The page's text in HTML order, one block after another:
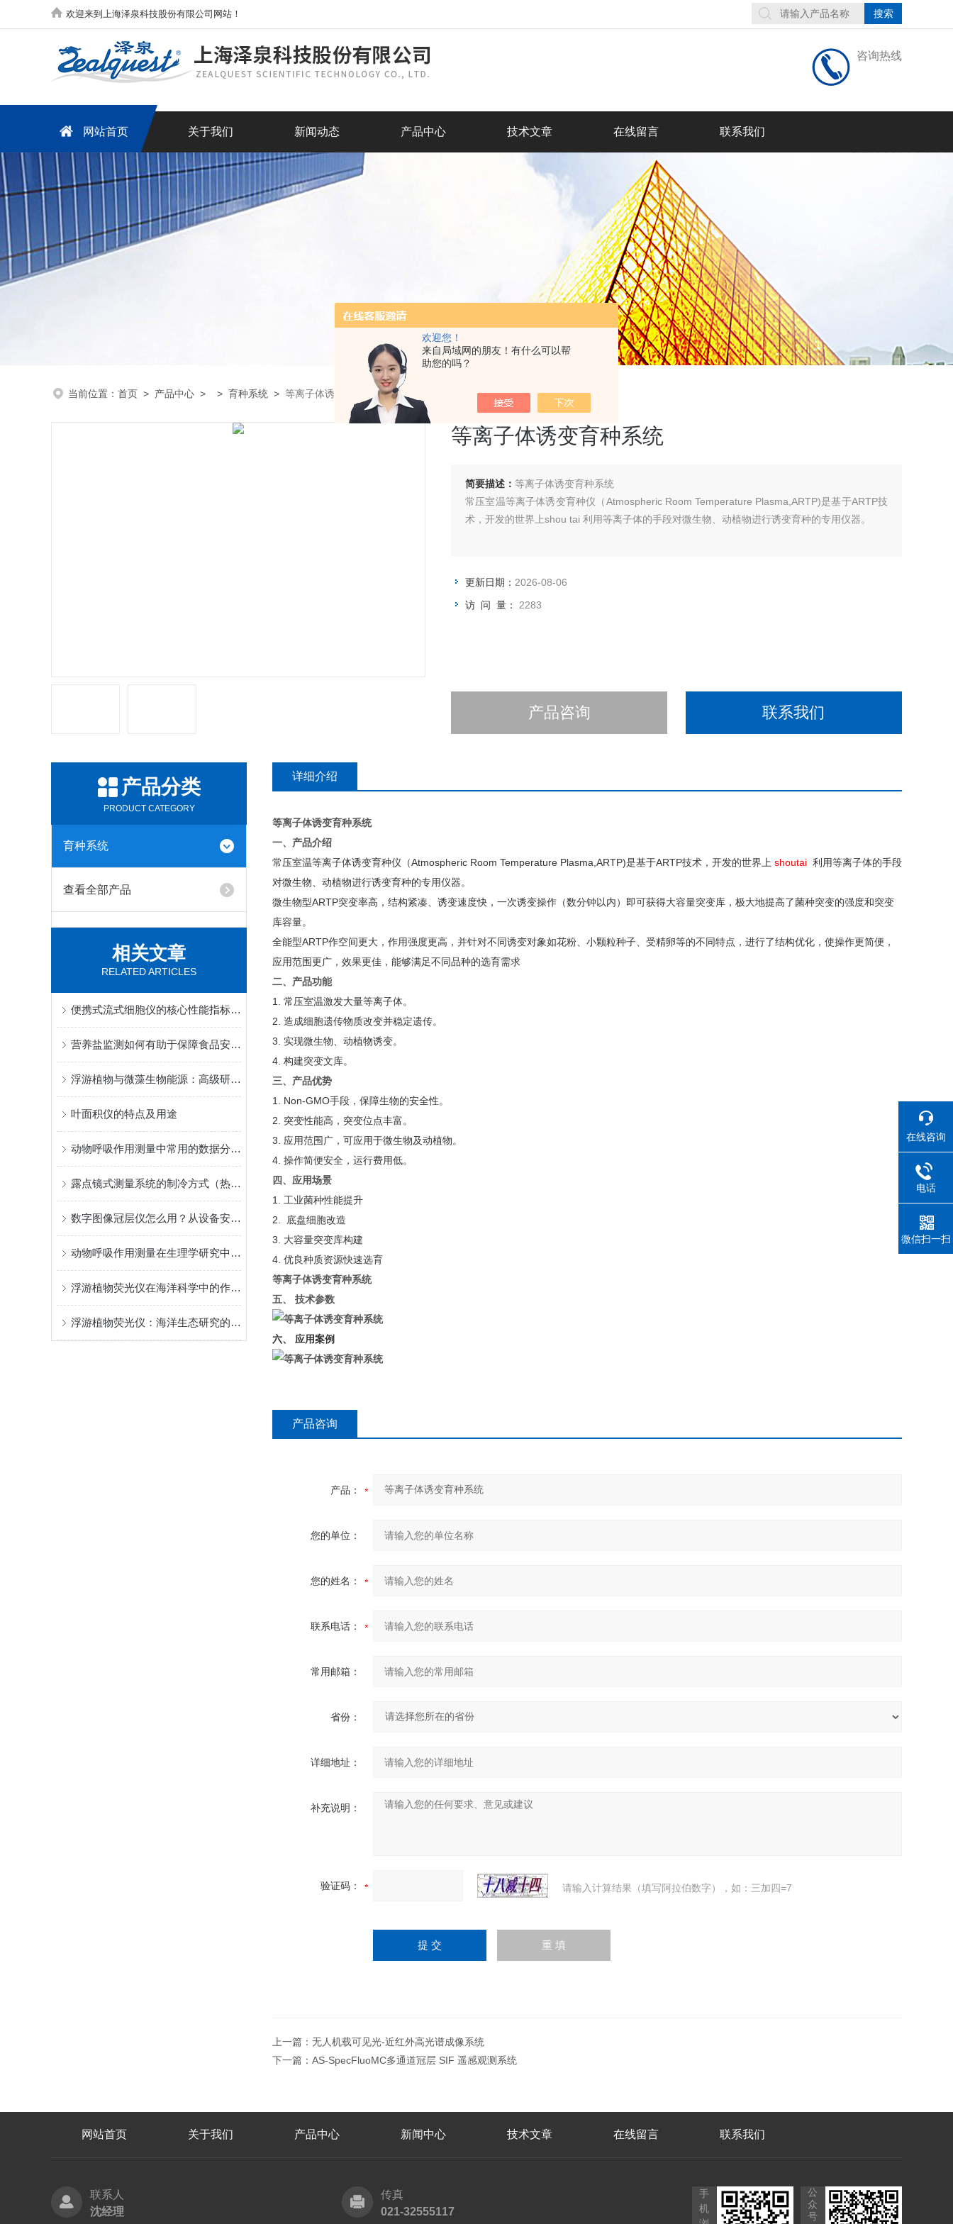
欢迎您！
来自局域网的朋友！有什么可以帮
助您的吗？
欢迎来到上海泽泉科技股份有限公司网站！
咨询热线
网站首页 关于我们 新闻动态 产品中心 技术文章 在线留言 联系我们
当前位置： 首页 > 产品中心 > > 育种系统 > 等离子体诱变育种系统
等离子体诱变育种系统
简要描述： 等离子体诱变育种系统
常压室温等离子体诱变育种仪（Atmospheric Room Temperature Plasma,ARTP)是基于ARTP技
术，开发的世界上shou tai 利用等离子体的手段对微生物、动植物进行诱变育种的专用仪器。
更新日期： 2026-08-06
访 问 量： 2283
产品咨询 联系我们
产品分类
PRODUCT CATEGORY
育种系统
查看全部产品
相关文章
RELATED ARTICLES
便携式流式细胞仪的核心性能指标与检测精度优化方法
营养盐监测如何有助于保障食品安全？
浮游植物与微藻生物能源：高级研究型藻类荧光仪在生物燃料开发中的价值
叶面积仪的特点及用途
动物呼吸作用测量中常用的数据分析方法有哪些？
露点镜式测量系统的制冷方式（热电/液氮）选型指南
数字图像冠层仪怎么用？从设备安装到数据导出的完整操作教程
动物呼吸作用测量在生理学研究中的重要性
浮游植物荧光仪在海洋科学中的作用和意义
浮游植物荧光仪：海洋生态研究的得力助手
详细介绍
等离子体诱变育种系统
一、产品介绍
常压室温等离子体诱变育种仪（Atmospheric Room Temperature Plasma,ARTP)是基于ARTP技术，开发的世界上 shoutai 利用等离子体的手段
对微生物、动植物进行诱变育种的专用仪器。
微生物型ARTP突变率高，结构紧凑、诱变速度快，一次诱变操作（数分钟以内）即可获得大容量突变库，极大地提高了菌种突变的强度和突变
库容量。
全能型ARTP作空间更大，作用强度更高，并针对不同诱变对象如花粉、小颗粒种子、受精卵等的不同特点，进行了结构优化，使操作更简便，
应用范围更广，效果更佳，能够满足不同品种的选育需求
二、产品功能
1. 常压室温激发大量等离子体。
2. 造成细胞遗传物质改变并稳定遗传。
3. 实现微生物、动植物诱变。
4. 构建突变文库。
三、产品优势
1. Non-GMO手段，保障生物的安全性。
2. 突变性能高，突变位点丰富。
3. 应用范围广，可应用于微生物及动植物。
4. 操作简便安全，运行费用低。
四、应用场景
1. 工业菌种性能提升
2. 底盘细胞改造
3. 大容量突变库构建
4. 优良种质资源快速选育
等离子体诱变育种系统
五、 技术参数
六、 应用案例
产品咨询
产品：
您的单位：
您的姓名：
联系电话：
常用邮箱：
省份：
详细地址：
补充说明：
验证码： 请输入计算结果（填写阿拉伯数字），如：三加四=7
上一篇： 无人机载可见光-近红外高光谱成像系统
下一篇： AS-SpecFluoMC多通道冠层 SIF 遥感观测系统
网站首页 关于我们 产品中心 新闻中心 技术文章 在线留言 联系我们
联系人
沈经理
传真
021-32555117
手
机
公
众
号
在线咨询
电话
微信扫一扫